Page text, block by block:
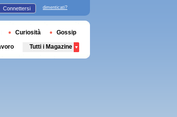
Connettersi dimenticati?
Curiosità Gossip
Tutti i Magazine